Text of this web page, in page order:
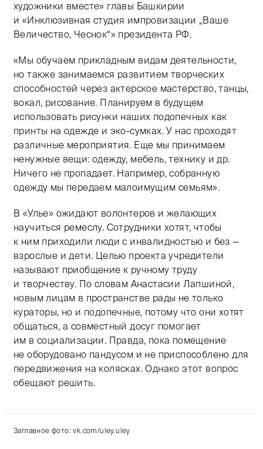
художники вместе» главы Башкирии
и «Инклюзивная студия импровизации „Ваше
Величество, Чеснок“» президента РФ.
«Мы обучаем прикладным видам деятельности,
но также занимаемся развитием творческих
способностей через актерское мастерство, танцы,
вокал, рисование. Планируем в будущем
использовать рисунки наших подопечных как
принты на одежде и эко-сумках. У нас проходят
различные мероприятия. Еще мы принимаем
ненужные вещи: одежду, мебель, технику и др.
Ничего не пропадает. Например, собранную
одежду мы передаем малоимущим семьям».
В «Улье» ожидают волонтеров и желающих
научиться ремеслу. Сотрудники хотят, чтобы
к ним приходили люди с инвалидностью и без —
взрослые и дети. Целью проекта учредители
называют приобщение к ручному труду
и творчеству. По словам Анастасии Лапшиной,
новым лицам в пространстве рады не только
кураторы, но и подопечные, потому что они хотят
общаться, а совместный досуг помогает
им в социализации. Правда, пока помещение
не оборудовано пандусом и не приспособлено для
передвижения на колясках. Однако этот вопрос
обещают решить.
Заглавное фото: vk.com/uley.uley